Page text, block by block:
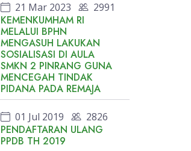
21 Mar 2023 2991
KEMENKUMHAM RI
MELALUI BPHN
MENGASUH LAKUKAN
SOSIALISASI DI AULA
SMKN 2 PINRANG GUNA
MENCEGAH TINDAK
PIDANA PADA REMAJA
01 Jul 2019 2826
PENDAFTARAN ULANG
PPDB TH 2019